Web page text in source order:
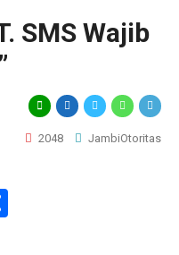
SMS Wajib
2048 JambiOtoritas